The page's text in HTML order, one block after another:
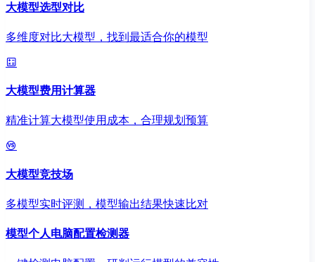
大模型选型对比
多维度对比大模型，找到最适合你的模型
大模型费用计算器
精准计算大模型使用成本，合理规划预算
大模型竞技场
多模型实时评测，模型输出结果快速比对
模型个人电脑配置检测器